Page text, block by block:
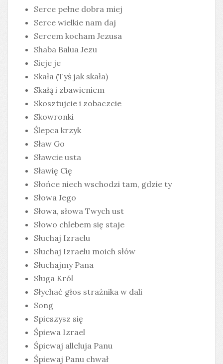
Serce pełne dobra miej
Serce wielkie nam daj
Sercem kocham Jezusa
Shaba Balua Jezu
Sieje je
Skała (Tyś jak skała)
Skałą i zbawieniem
Skosztujcie i zobaczcie
Skowronki
Ślepca krzyk
Sław Go
Sławcie usta
Sławię Cię
Słońce niech wschodzi tam, gdzie ty
Słowa Jego
Słowa, słowa Twych ust
Słowo chlebem się staje
Słuchaj Izraelu
Słuchaj Izraelu moich słów
Słuchajmy Pana
Sługa Król
Słychać głos strażnika w dali
Song
Spieszysz się
Śpiewa Izrael
Śpiewaj alleluja Panu
Śpiewaj Panu chwał